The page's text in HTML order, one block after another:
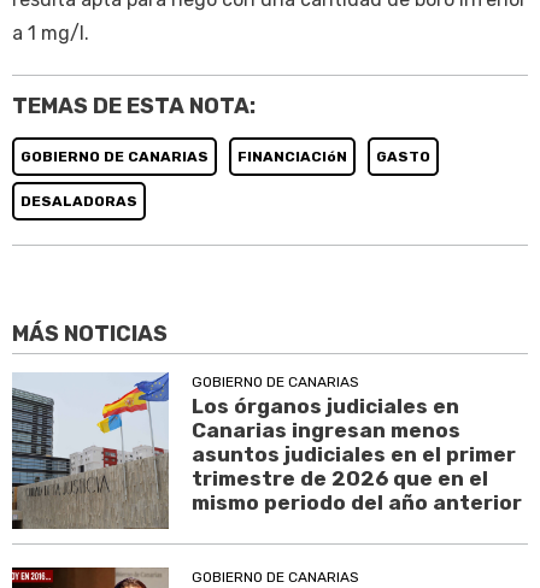
a 1 mg/l.
TEMAS DE ESTA NOTA:
GOBIERNO DE CANARIAS FINANCIACIóN GASTO
DESALADORAS
MÁS NOTICIAS
GOBIERNO DE CANARIAS
Los órganos judiciales en
Canarias ingresan menos
asuntos judiciales en el primer
trimestre de 2026 que en el
mismo periodo del año anterior
GOBIERNO DE CANARIAS